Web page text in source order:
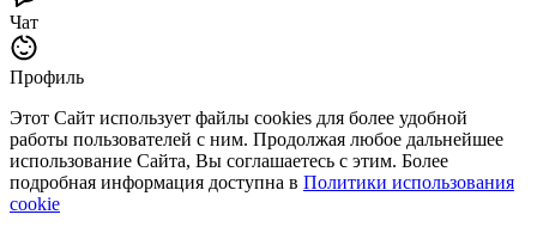
Чат
Профиль
Этот Сайт использует файлы cookies для более удобной
работы пользователей с ним. Продолжая любое дальнейшее
использование Сайта, Вы соглашаетесь с этим. Более
подробная информация доступна в Политики использования
cookie